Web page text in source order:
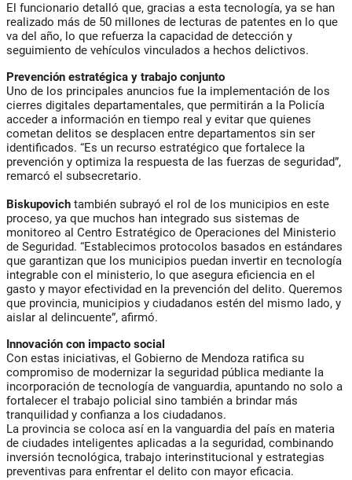
El funcionario detalló que, gracias a esta tecnología, ya se han
realizado más de 50 millones de lecturas de patentes en lo que
va del año, lo que refuerza la capacidad de detección y
seguimiento de vehículos vinculados a hechos delictivos.
Prevención estratégica y trabajo conjunto
Uno de los principales anuncios fue la implementación de los
cierres digitales departamentales, que permitirán a la Policía
acceder a información en tiempo real y evitar que quienes
cometan delitos se desplacen entre departamentos sin ser
identificados. “Es un recurso estratégico que fortalece la
prevención y optimiza la respuesta de las fuerzas de seguridad”,
remarcó el subsecretario.
Biskupovich también subrayó el rol de los municipios en este
proceso, ya que muchos han integrado sus sistemas de
monitoreo al Centro Estratégico de Operaciones del Ministerio
de Seguridad. “Establecimos protocolos basados en estándares
que garantizan que los municipios puedan invertir en tecnología
integrable con el ministerio, lo que asegura eficiencia en el
gasto y mayor efectividad en la prevención del delito. Queremos
que provincia, municipios y ciudadanos estén del mismo lado, y
aislar al delincuente”, afirmó.
Innovación con impacto social
Con estas iniciativas, el Gobierno de Mendoza ratifica su
compromiso de modernizar la seguridad pública mediante la
incorporación de tecnología de vanguardia, apuntando no solo a
fortalecer el trabajo policial sino también a brindar más
tranquilidad y confianza a los ciudadanos.
La provincia se coloca así en la vanguardia del país en materia
de ciudades inteligentes aplicadas a la seguridad, combinando
inversión tecnológica, trabajo interinstitucional y estrategias
preventivas para enfrentar el delito con mayor eficacia.